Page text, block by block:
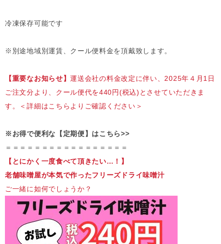
冷凍保存可能です
※別途地域別運賃、クール便料金を頂戴致します。
【重要なお知らせ】運送会社の料金改定に伴い、2025年４月1日
ご注文分より、クール便代を440円(税込)とさせていただきま
す。
＜詳細はこちらよりご確認ください＞
※お得で便利な【定期便】はこちら>>
＝＝＝＝＝＝＝＝＝＝＝＝＝＝＝＝＝
【とにかく一度食べて頂きたい…！】
老舗味噌屋が本気で作ったフリーズドライ味噌汁
ご一緒に如何でしょうか？